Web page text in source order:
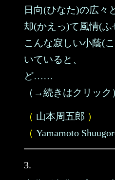
日向(ひなた)の広々
却(かえっ)て風情(ふ
こんな寂しい小蔭(
いていると、
ど……
（→続きはクリック
（ 山本周五郎 ）
（ Yamamoto
3.